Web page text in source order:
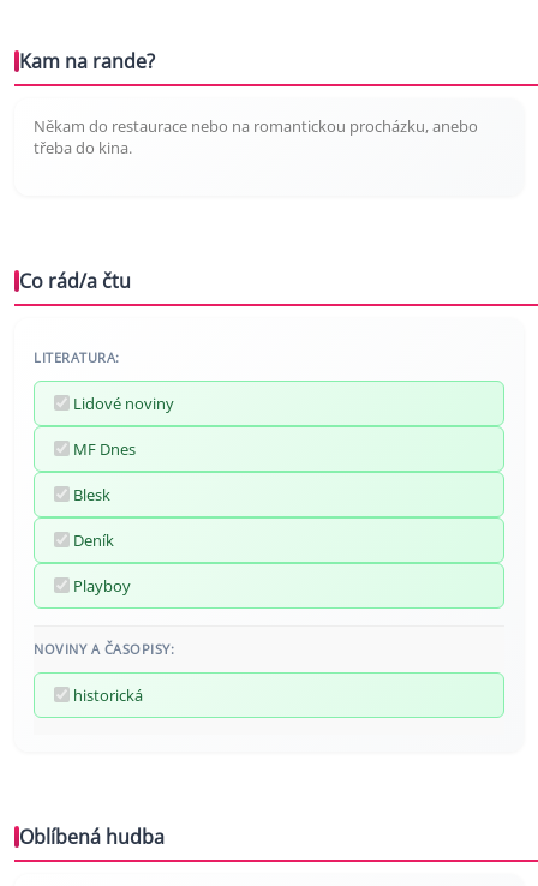
Kam na rande?
Někam do restaurace nebo na romantickou procházku, anebo
třeba do kina.
Co rád/a čtu
LITERATURA:
Lidové noviny
MF Dnes
Blesk
Deník
Playboy
NOVINY A ČASOPISY:
historická
Oblíbená hudba